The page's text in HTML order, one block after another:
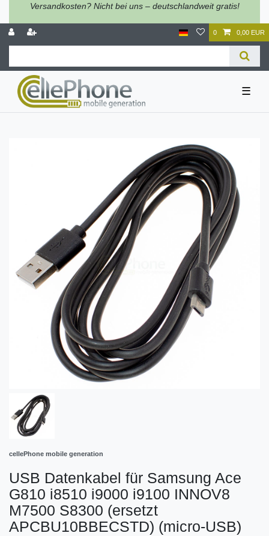
Versandkosten? Nicht bei uns – deutschlandweit gratis!
0 0,00 EUR
☰
cellePhone mobile generation
USB Datenkabel für Samsung Ace
G810 i8510 i9000 i9100 INNOV8
M7500 S8300 (ersetzt
APCBU10BBECSTD) (micro-USB)